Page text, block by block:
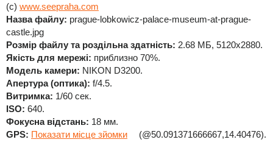
(c) www.seepraha.com
Назва файлу: prague-lobkowicz-palace-museum-at-prague-
castle.jpg
Розмір файлу та роздільна здатність: 2.68 МБ, 5120x2880.
Якість для мережі: приблизно 70%.
Модель камери: NIKON D3200.
Апертура (оптика): f/4.5.
Витримка: 1/60 сек.
ISO: 640.
Фокусна відстань: 18 мм.
GPS: Показати місце зйомки (@50.091371666667,14.40476).